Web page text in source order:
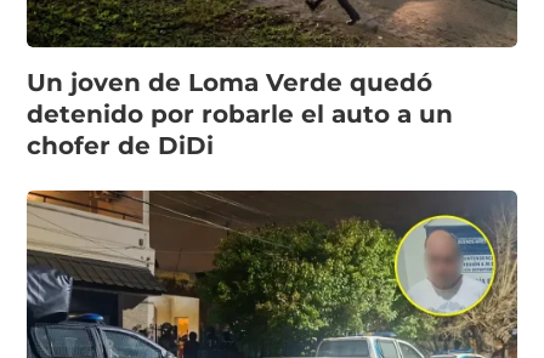
Un joven de Loma Verde quedó
detenido por robarle el auto a un
chofer de DiDi